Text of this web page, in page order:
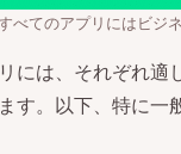
べてのアプリにはビジ
には、それぞれ適
す。以下、特に一